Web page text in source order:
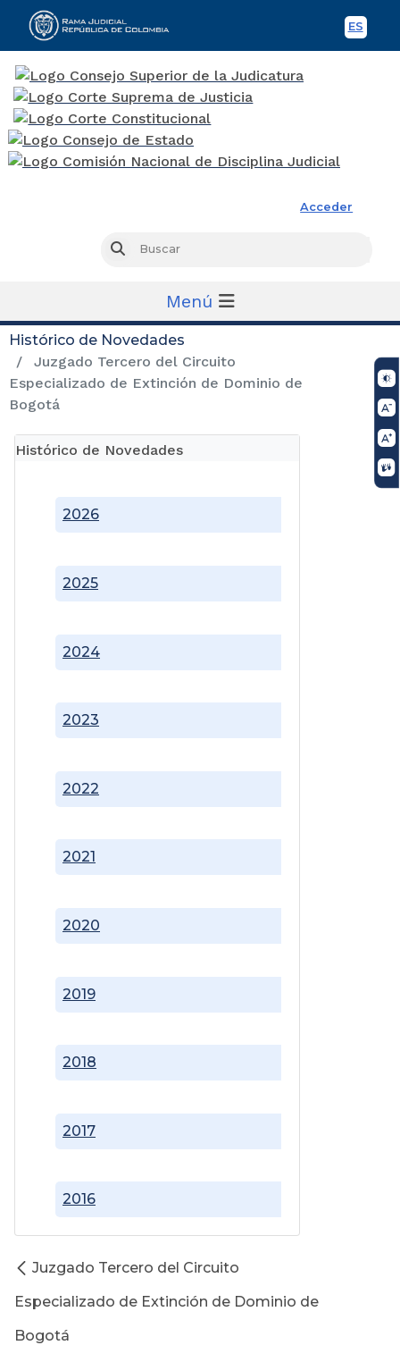
ES
Acceder
Buscar
Menú
Histórico de Novedades
Juzgado Tercero del Circuito
Especializado de Extinción de Dominio de
Bogotá
Histórico de Novedades
2016
2017
2018
2019
2020
2021
2022
2023
2024
2025
2026
Juzgado Tercero del Circuito
Especializado de Extinción de Dominio de
Bogotá